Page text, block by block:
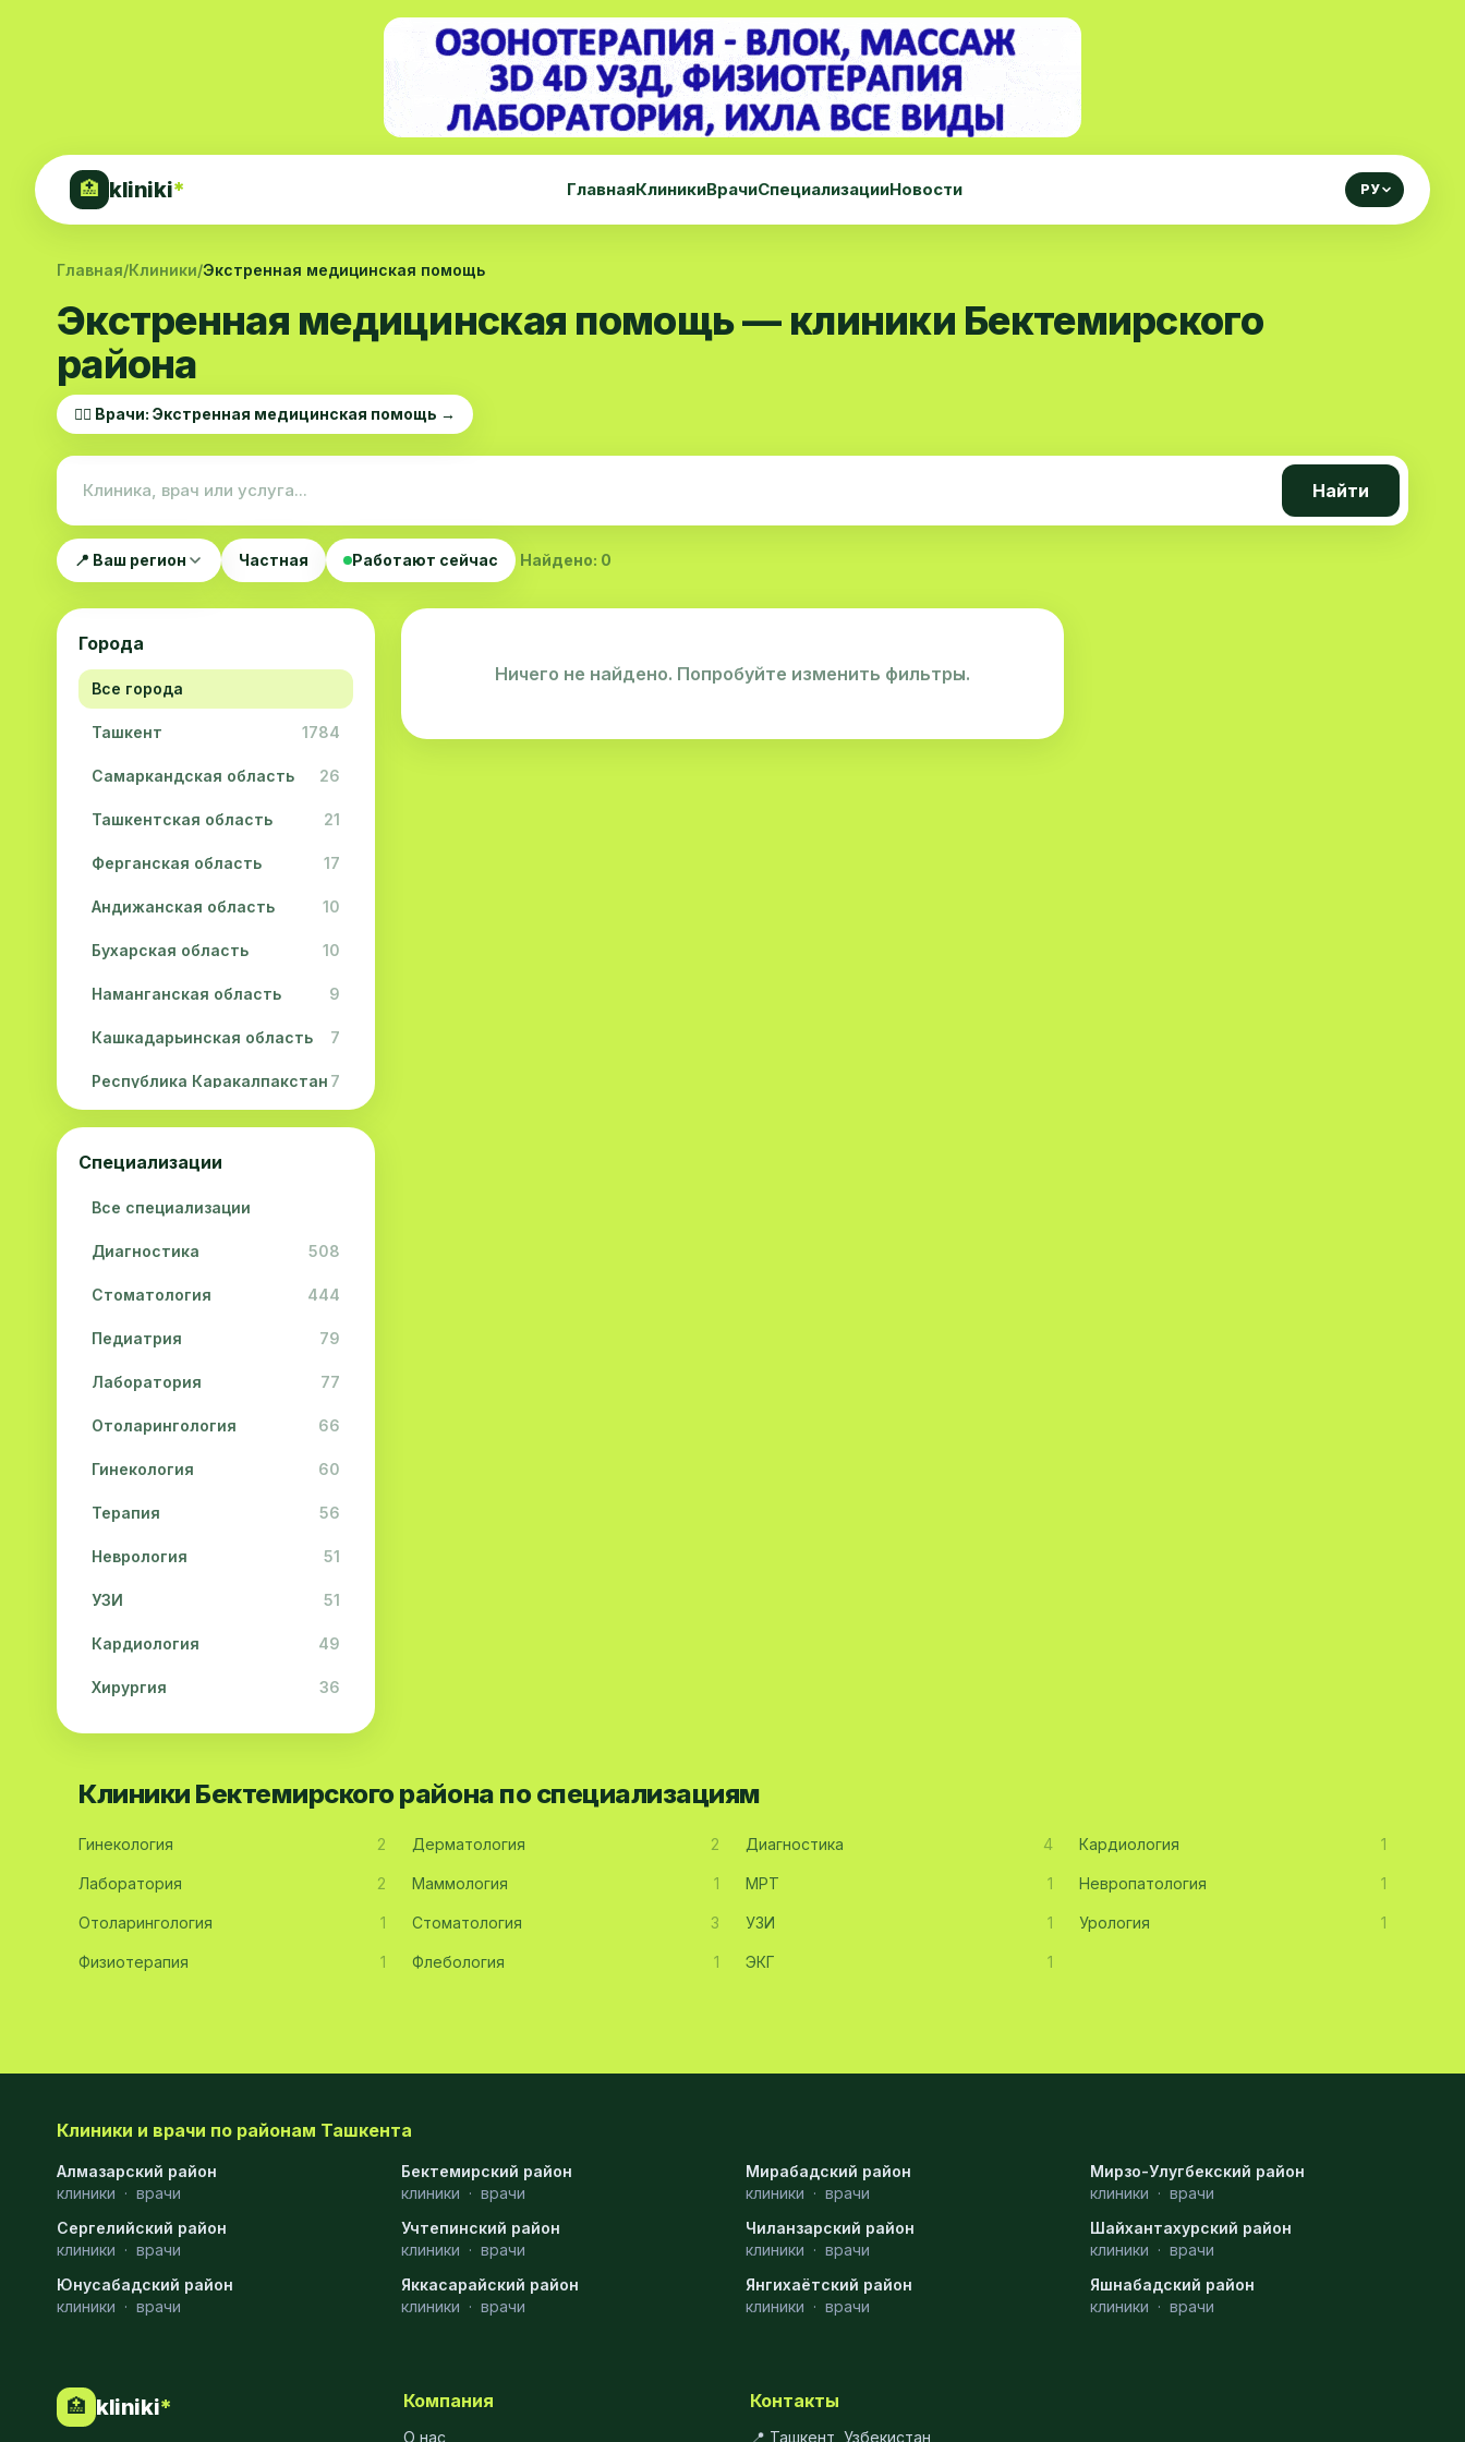
🏥 kliniki* ГлавнаяКлиникиВрачиСпециализацииНовости РУ
Главная/Клиники/Экстренная медицинская помощь
Экстренная медицинская помощь — клиники Бектемирского
района
👨‍⚕️ Врачи: Экстренная медицинская помощь →
Найти
📍 Ваш регион Частная Работают сейчас Найдено: 0
Города
Все города
Ташкент 1784
Самаркандская область 26
Ташкентская область 21
Ферганская область 17
Андижанская область 10
Бухарская область 10
Наманганская область 9
Кашкадарьинская область 7
Республика Каракалпакстан 7
Навоийская область 5
Джизакская область
Сурхандарьинская область
Сырдарьинская область 2
Хорезмская область 2
Специализации
Все специализации
Диагностика 508
Стоматология 444
Педиатрия 79
Лаборатория 77
Отоларингология 66
Гинекология 60
Терапия 56
Неврология 51
УЗИ 51
Кардиология 49
Хирургия 36
Физиотерапия 31
Акушерство 19
Ортопедия 19
Массаж
ЭКГ
Гастроэнтерология
Аллергология
Ничего не найдено. Попробуйте изменить фильтры.
Клиники Бектемирского района по специализациям
Гинекология 2 Дерматология 2 Диагностика 4 Кардиология 1
Лаборатория 2 Маммология 1 МРТ 1 Невропатология 1
Отоларингология 1 Стоматология 3 УЗИ 1 Урология 1
Физиотерапия 1 Флебология 1 ЭКГ 1
Клиники и врачи по районам Ташкента
Алмазарский район
клиники · врачи
Бектемирский район
клиники · врачи
Мирабадский район
клиники · врачи
Мирзо-Улугбекский район
клиники · врачи
Сергелийский район
клиники · врачи
Учтепинский район
клиники · врачи
Чиланзарский район
клиники · врачи
Шайхантахурский район
клиники · врачи
Юнусабадский район
клиники · врачи
Яккасарайский район
клиники · врачи
Янгихаётский район
клиники · врачи
Яшнабадский район
клиники · врачи
🏥 kliniki* Компания
О нас
Контакты
📍 Ташкент, Узбекистан